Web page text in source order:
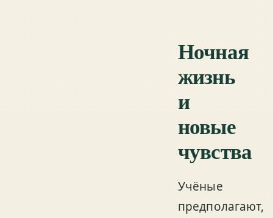
Ночная
жизнь
и
новые
чувства
Учёные
предполагают,